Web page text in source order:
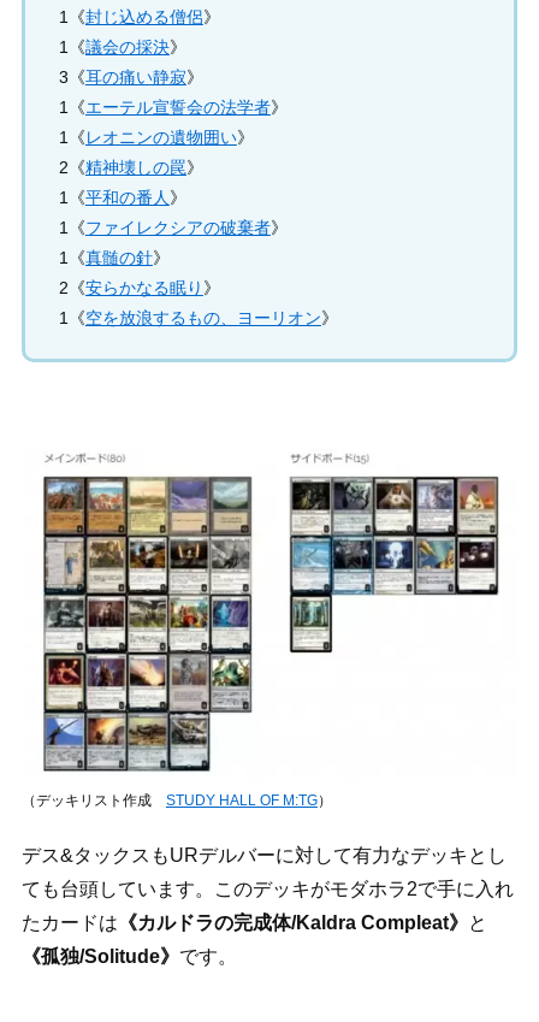
1《封じ込める僧侶》
1《議会の採決》
3《耳の痛い静寂》
1《エーテル宣誓会の法学者》
1《レオニンの遺物囲い》
2《精神壊しの罠》
1《平和の番人》
1《ファイレクシアの破棄者》
1《真髄の針》
2《安らかなる眠り 》
1《空を放浪するもの、ヨーリオン》
（デッキリスト作成 STUDY HALL OF M:TG）
デス&タックスもURデルバーに対して有力なデッキとし
ても台頭しています。このデッキがモダホラ2で手に入れ
たカードは 《カルドラの完成体/Kaldra Compleat》 と
《孤独/Solitude》 です。